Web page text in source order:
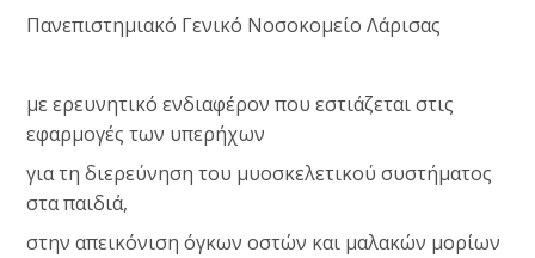
Πανεπιστημιακό Γενικό Νοσοκομείο Λάρισας
με ερευνητικό ενδιαφέρον που εστιάζεται στις
εφαρμογές των υπερήχων
για τη διερεύνηση του μυοσκελετικού συστήματος
στα παιδιά,
στην απεικόνιση όγκων οστών και μαλακών μορίων